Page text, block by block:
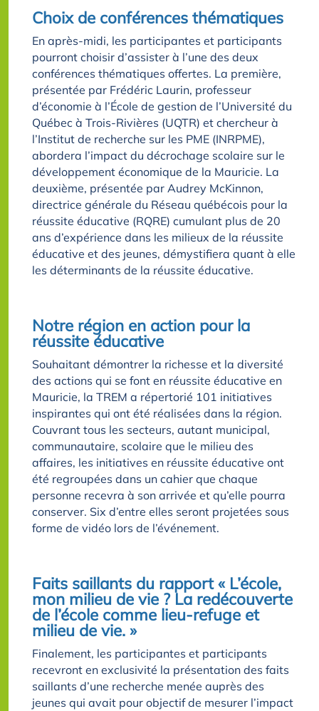
Choix de conférences thématiques
En après-midi, les participantes et participants
pourront choisir d’assister à l’une des deux
conférences thématiques offertes. La première,
présentée par Frédéric Laurin, professeur
d’économie à l’École de gestion de l’Université du
Québec à Trois-Rivières (UQTR) et chercheur à
l’Institut de recherche sur les PME (INRPME),
abordera l’impact du décrochage scolaire sur le
développement économique de la Mauricie. La
deuxième, présentée par Audrey McKinnon,
directrice générale du Réseau québécois pour la
réussite éducative (RQRE) cumulant plus de 20
ans d’expérience dans les milieux de la réussite
éducative et des jeunes, démystifiera quant à elle
les déterminants de la réussite éducative.
Notre région en action pour la
réussite éducative
Souhaitant démontrer la richesse et la diversité
des actions qui se font en réussite éducative en
Mauricie, la TREM a répertorié 101 initiatives
inspirantes qui ont été réalisées dans la région.
Couvrant tous les secteurs, autant municipal,
communautaire, scolaire que le milieu des
affaires, les initiatives en réussite éducative ont
été regroupées dans un cahier que chaque
personne recevra à son arrivée et qu’elle pourra
conserver. Six d’entre elles seront projetées sous
forme de vidéo lors de l’événement.
Faits saillants du rapport « L’école,
mon milieu de vie ? La redécouverte
de l’école comme lieu-refuge et
milieu de vie. »
Finalement, les participantes et participants
recevront en exclusivité la présentation des faits
saillants d’une recherche menée auprès des
jeunes qui avait pour objectif de mesurer l’impact